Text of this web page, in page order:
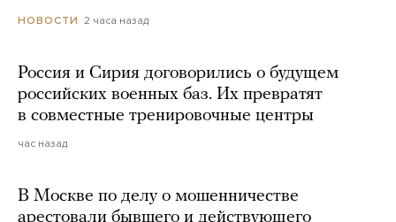
НОВОСТИ 2 часа назад
Россия и Сирия договорились о будущем
российских военных баз. Их превратят
в совместные тренировочные центры
час назад
В Москве по делу о мошенничестве
арестовали бывшего и действующего